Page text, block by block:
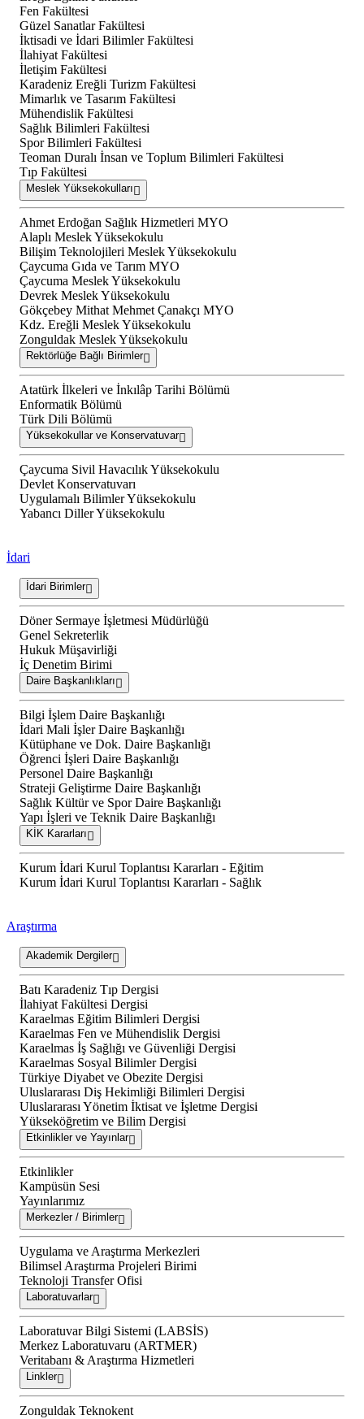
Fen Fakültesi
Güzel Sanatlar Fakültesi
İktisadi ve İdari Bilimler Fakültesi
İlahiyat Fakültesi
İletişim Fakültesi
Karadeniz Ereğli Turizm Fakültesi
Mimarlık ve Tasarım Fakültesi
Mühendislik Fakültesi
Sağlık Bilimleri Fakültesi
Spor Bilimleri Fakültesi
Teoman Duralı İnsan ve Toplum Bilimleri Fakültesi
Tıp Fakültesi
Meslek Yüksekokulları
Ahmet Erdoğan Sağlık Hizmetleri MYO
Alaplı Meslek Yüksekokulu
Bilişim Teknolojileri Meslek Yüksekokulu
Çaycuma Gıda ve Tarım MYO
Çaycuma Meslek Yüksekokulu
Devrek Meslek Yüksekokulu
Gökçebey Mithat Mehmet Çanakçı MYO
Kdz. Ereğli Meslek Yüksekokulu
Zonguldak Meslek Yüksekokulu
Rektörlüğe Bağlı Birimler
Atatürk İlkeleri ve İnkılâp Tarihi Bölümü
Enformatik Bölümü
Türk Dili Bölümü
Yüksekokullar ve Konservatuvar
Çaycuma Sivil Havacılık Yüksekokulu
Devlet Konservatuvarı
Uygulamalı Bilimler Yüksekokulu
Yabancı Diller Yüksekokulu
İdari
İdari Birimler
Döner Sermaye İşletmesi Müdürlüğü
Genel Sekreterlik
Hukuk Müşavirliği
İç Denetim Birimi
Daire Başkanlıkları
Bilgi İşlem Daire Başkanlığı
İdari Mali İşler Daire Başkanlığı
Kütüphane ve Dok. Daire Başkanlığı
Öğrenci İşleri Daire Başkanlığı
Personel Daire Başkanlığı
Strateji Geliştirme Daire Başkanlığı
Sağlık Kültür ve Spor Daire Başkanlığı
Yapı İşleri ve Teknik Daire Başkanlığı
KİK Kararları
Kurum İdari Kurul Toplantısı Kararları - Eğitim
Kurum İdari Kurul Toplantısı Kararları - Sağlık
Araştırma
Akademik Dergiler
Batı Karadeniz Tıp Dergisi
İlahiyat Fakültesi Dergisi
Karaelmas Eğitim Bilimleri Dergisi
Karaelmas Fen ve Mühendislik Dergisi
Karaelmas İş Sağlığı ve Güvenliği Dergisi
Karaelmas Sosyal Bilimler Dergisi
Türkiye Diyabet ve Obezite Dergisi
Uluslararası Diş Hekimliği Bilimleri Dergisi
Uluslararası Yönetim İktisat ve İşletme Dergisi
Yükseköğretim ve Bilim Dergisi
Etkinlikler ve Yayınlar
Etkinlikler
Kampüsün Sesi
Yayınlarımız
Merkezler / Birimler
Uygulama ve Araştırma Merkezleri
Bilimsel Araştırma Projeleri Birimi
Teknoloji Transfer Ofisi
Laboratuvarlar
Laboratuvar Bilgi Sistemi (LABSİS)
Merkez Laboratuvaru (ARTMER)
Veritabanı & Araştırma Hizmetleri
Linkler
Zonguldak Teknokent